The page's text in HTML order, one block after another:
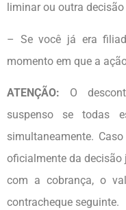
liminar ou outra
– Se você já era
momento em que a
ATENÇÃO: O
suspenso se todas
simultaneamente.
oficialmente da
com a cobrança, o
contracheque seguinte.